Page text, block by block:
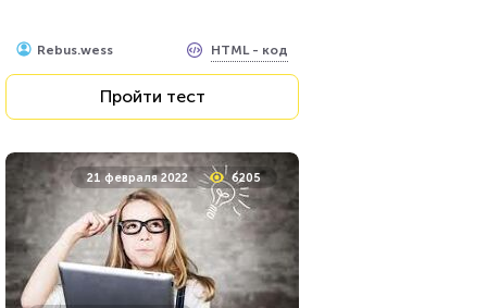
Rebus.wess HTML - код
Пройти тест
21 февраля 2022 6205